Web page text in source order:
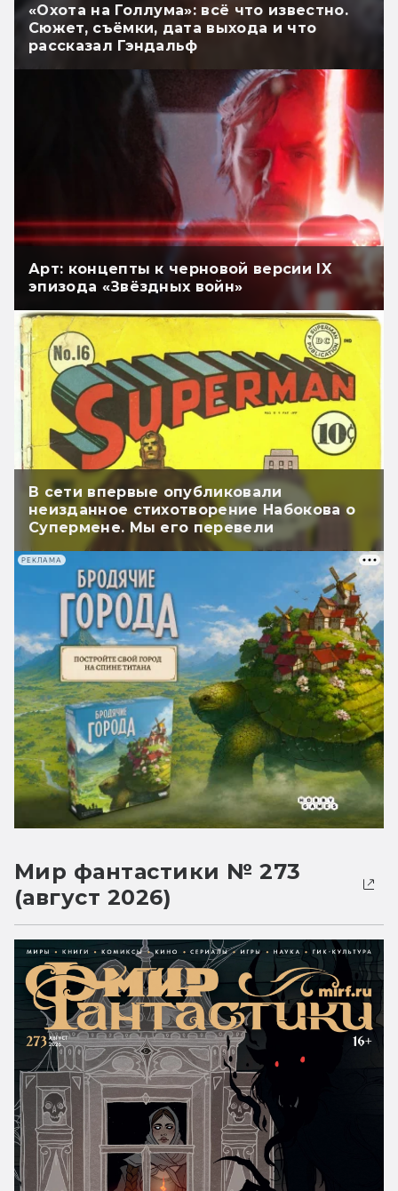
«Охота на Голлума»: всё что известно.
Сюжет, съёмки, дата выхода и что
рассказал Гэндальф
Арт: концепты к черновой версии IX
эпизода «Звёздных войн»
В сети впервые опубликовали
неизданное стихотворение Набокова о
Супермене. Мы его перевели
РЕКЛАМА
Мир фантастики № 273
(август 2026)